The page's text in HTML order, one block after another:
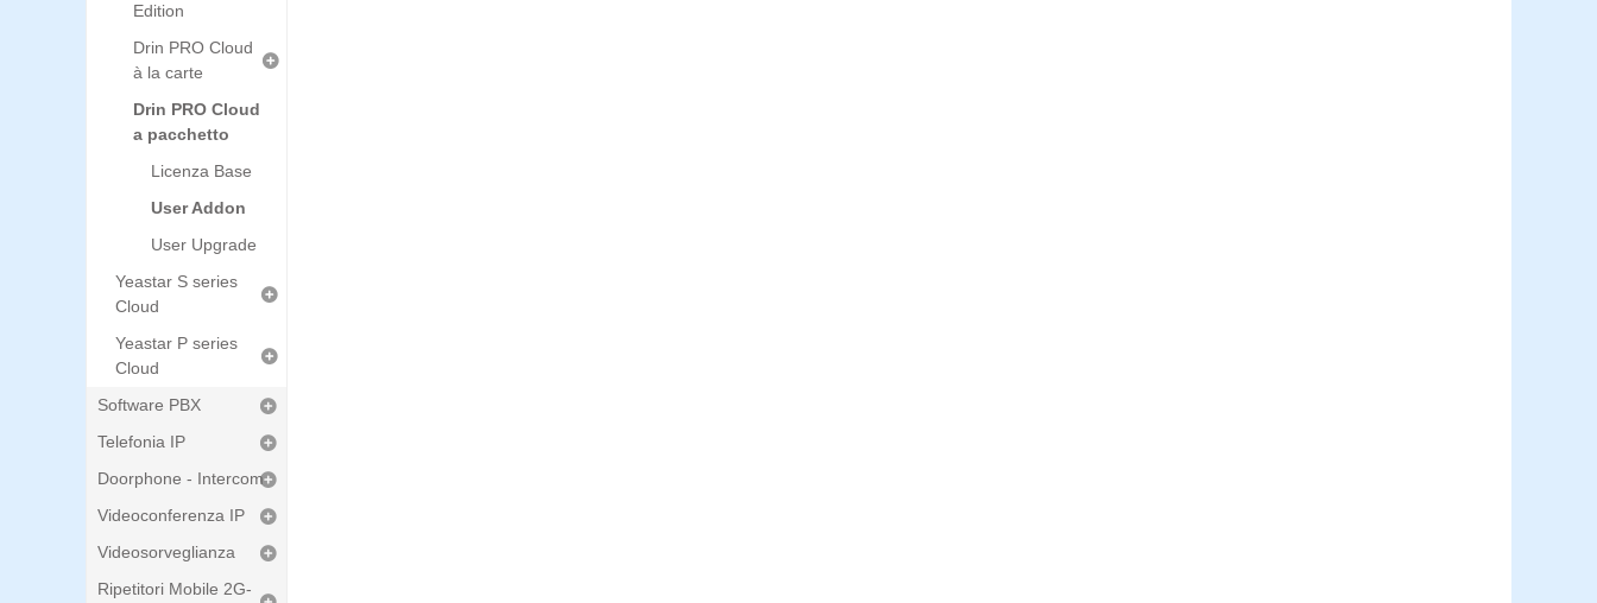
Edition
Drin PRO Cloud
à la carte
Drin PRO Cloud
a pacchetto
Licenza Base
User Addon
User Upgrade
Yeastar S series
Cloud
Yeastar P series
Cloud
Software PBX
Telefonia IP
Doorphone - Intercom
Videoconferenza IP
Videosorveglianza
Ripetitori Mobile 2G-